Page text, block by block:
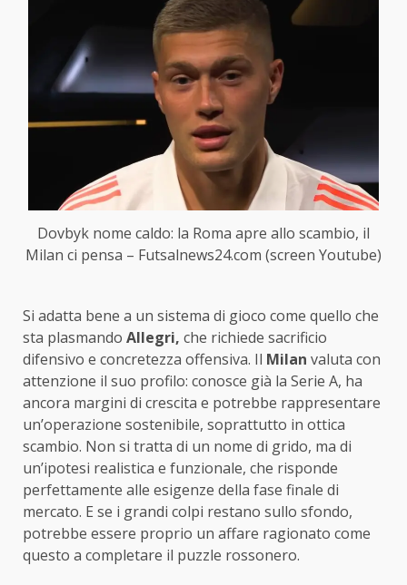
Dovbyk nome caldo: la Roma apre allo scambio, il
Milan ci pensa – Futsalnews24.com (screen Youtube)
Si adatta bene a un sistema di gioco come quello che
sta plasmando Allegri, che richiede sacrificio
difensivo e concretezza offensiva. Il Milan valuta con
attenzione il suo profilo: conosce già la Serie A, ha
ancora margini di crescita e potrebbe rappresentare
un’operazione sostenibile, soprattutto in ottica
scambio. Non si tratta di un nome di grido, ma di
un’ipotesi realistica e funzionale, che risponde
perfettamente alle esigenze della fase finale di
mercato. E se i grandi colpi restano sullo sfondo,
potrebbe essere proprio un affare ragionato come
questo a completare il puzzle rossonero.